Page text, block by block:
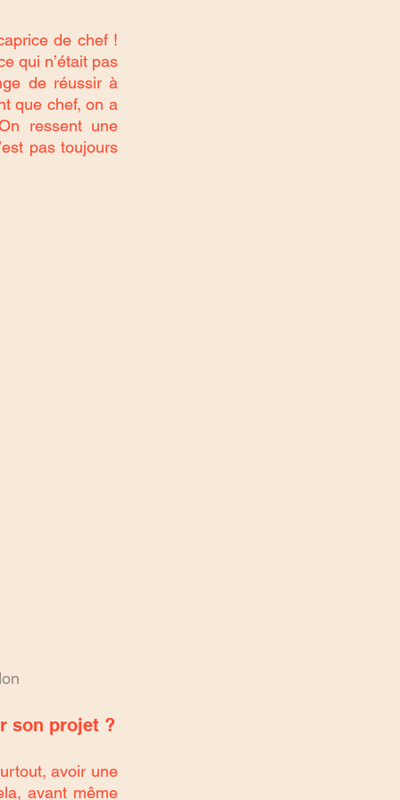
de chef !
qui n’était pas
de réussir à
que chef, on a
ressent une
pas toujours
son projet ?
avoir une
avant même